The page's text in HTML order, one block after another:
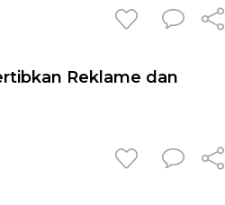
Reklame dan